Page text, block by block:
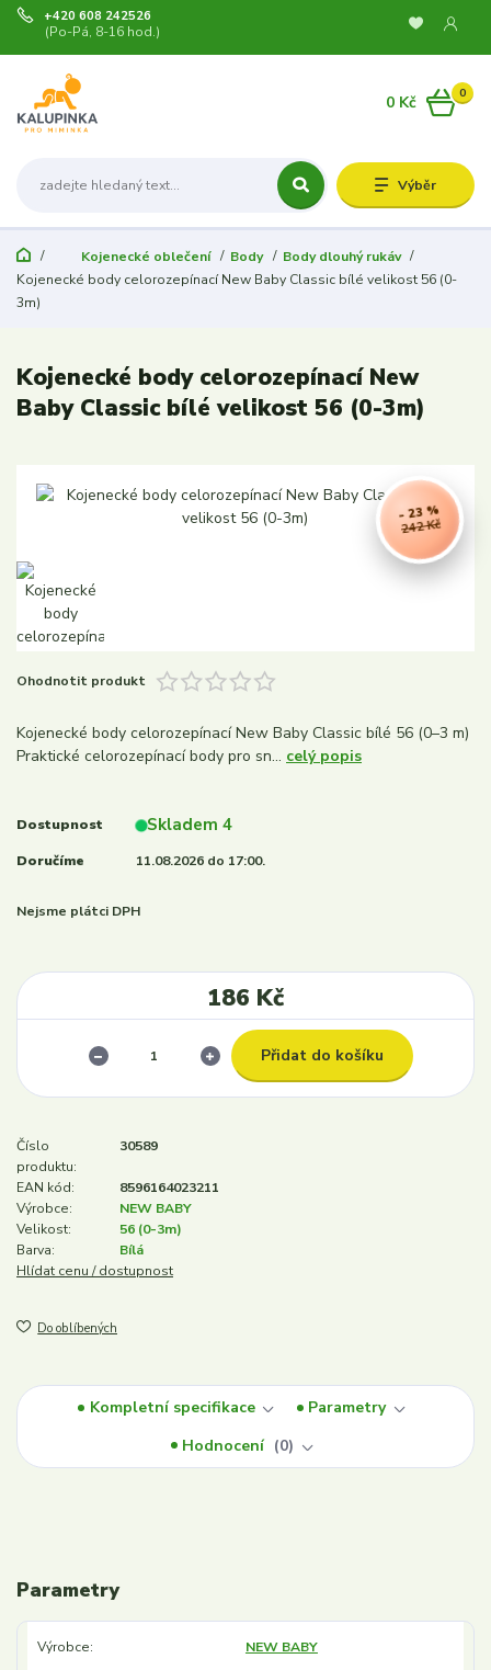
Výběr
+420 608 242526
(Po-Pá, 8-16 hod.)
0
0 Kč
Kojenecké oblečení Body
Body dlouhý rukáv
Kojenecké body celorozepínací New Baby Classic bílé velikost 56 (0-
3m)
Kojenecké body celorozepínací New
Baby Classic bílé velikost 56 (0-3m)
242 Kč
- 23 %
Ohodnotit produkt
Kojenecké body celorozepínací New Baby Classic bílé 56 (0–3 m)
Praktické celorozepínací body pro sn... celý popis
Dostupnost Skladem 4
Doručíme 11.08.2026 do 17:00.
Nejsme plátci DPH
186 Kč
Přidat do košíku
Číslo
produktu:
30589
EAN kód:
8596164023211
Výrobce:
NEW BABY
Velikost:
56 (0-3m)
Barva:
Bílá
Hlídat cenu / dostupnost
Do oblíbených
Kompletní specifikace
Parametry
Hodnocení
0
Parametry
Výrobce NEW BABY